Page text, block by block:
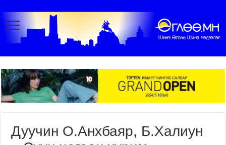
Дуучин О.Анхбаяр, Б.Халиун